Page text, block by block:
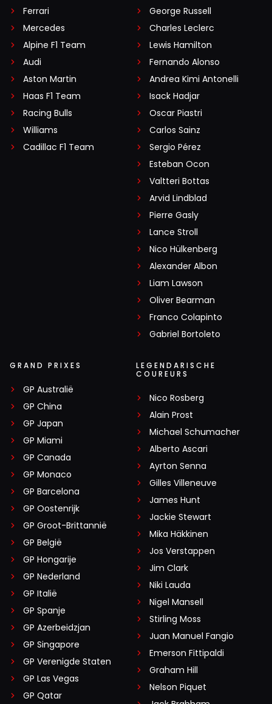
Ferrari
Mercedes
Alpine F1 Team
Audi
Aston Martin
Haas F1 Team
Racing Bulls
Williams
Cadillac F1 Team
George Russell
Charles Leclerc
Lewis Hamilton
Fernando Alonso
Andrea Kimi Antonelli
Isack Hadjar
Oscar Piastri
Carlos Sainz
Sergio Pérez
Esteban Ocon
Valtteri Bottas
Arvid Lindblad
Pierre Gasly
Lance Stroll
Nico Hülkenberg
Alexander Albon
Liam Lawson
Oliver Bearman
Franco Colapinto
Gabriel Bortoleto
GRAND PRIXES
GP Australië
GP China
GP Japan
GP Miami
GP Canada
GP Monaco
GP Barcelona
GP Oostenrijk
GP Groot-Brittannië
GP België
GP Hongarije
GP Nederland
GP Italië
GP Spanje
GP Azerbeidzjan
GP Singapore
GP Verenigde Staten
GP Las Vegas
GP Qatar
LEGENDARISCHE
COUREURS
Nico Rosberg
Alain Prost
Michael Schumacher
Alberto Ascari
Ayrton Senna
Gilles Villeneuve
James Hunt
Jackie Stewart
Mika Häkkinen
Jos Verstappen
Jim Clark
Niki Lauda
Nigel Mansell
Stirling Moss
Juan Manuel Fangio
Emerson Fittipaldi
Graham Hill
Nelson Piquet